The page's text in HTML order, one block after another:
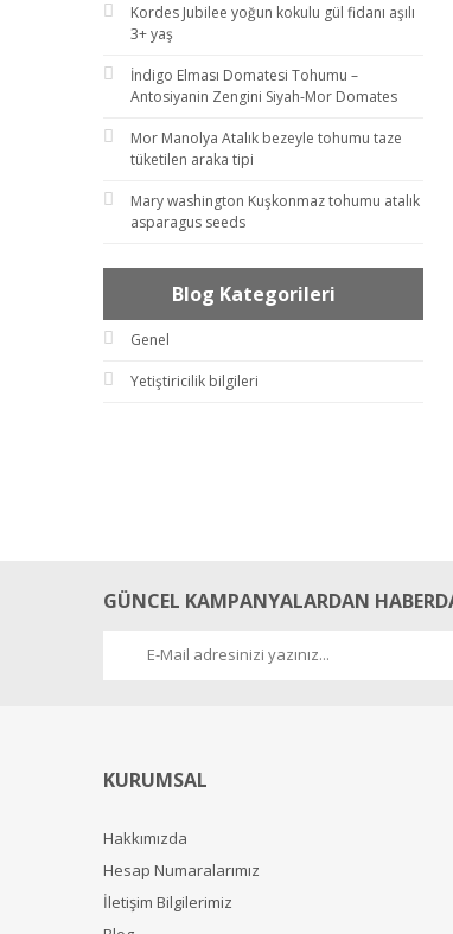
Kordes Jubilee yoğun kokulu gül fidanı aşılı
3+ yaş
İndigo Elması Domatesi Tohumu –
Antosiyanin Zengini Siyah-Mor Domates
Mor Manolya Atalık bezeyle tohumu taze
tüketilen araka tipi
Mary washington Kuşkonmaz tohumu atalık
asparagus seeds
Blog Kategorileri
Genel
Yetiştiricilik bilgileri
GÜNCEL KAMPANYALARDAN
KURUMSAL
Hakkımızda
Hesap Numaralarımız
İletişim Bilgilerimiz